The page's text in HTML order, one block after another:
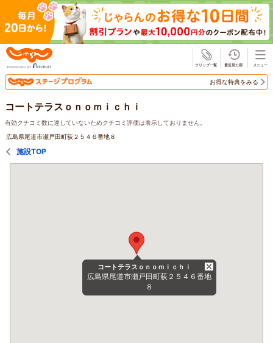
お得な特典をみる
コートテラスｏｎｏｍｉｃｈｉ
有効クチコミ数に達していないためクチコミ評価は表示しておりません。
広島県尾道市瀬戸田町荻２５４６番地８
施設TOP
コートテラスｏｎｏｍｉｃｈｉ
広島県尾道市瀬戸田町荻２５４６番地
８